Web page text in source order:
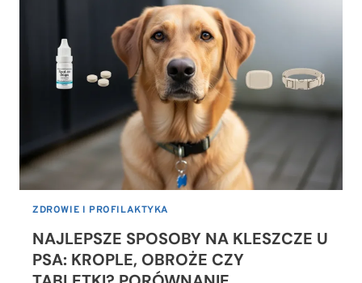
PSU,
KTÓRY
PANICZNIE
SIĘ
TEGO
BOI?
ZDROWIE I PROFILAKTYKA
NAJLEPSZE SPOSOBY NA KLESZCZE U
PSA: KROPLE, OBROŻE CZY